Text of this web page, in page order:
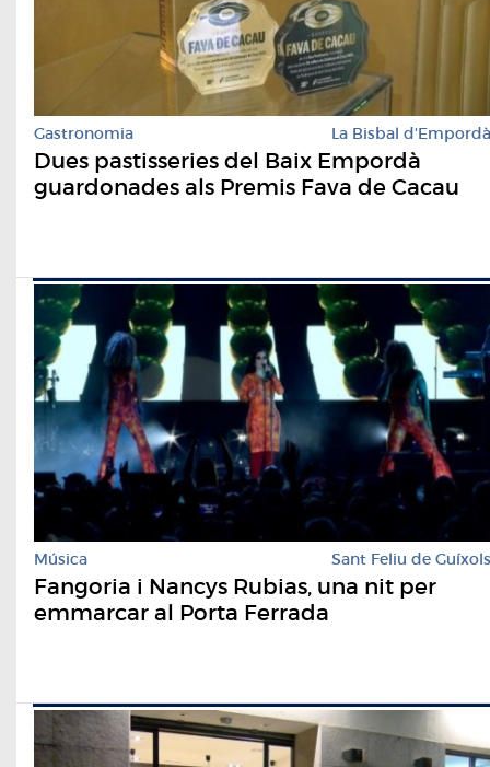
Gastronomia La Bisbal d'Empordà
Dues pastisseries del Baix Empordà
guardonades als Premis Fava de Cacau
Música Sant Feliu de Guíxols
Fangoria i Nancys Rubias, una nit per
emmarcar al Porta Ferrada